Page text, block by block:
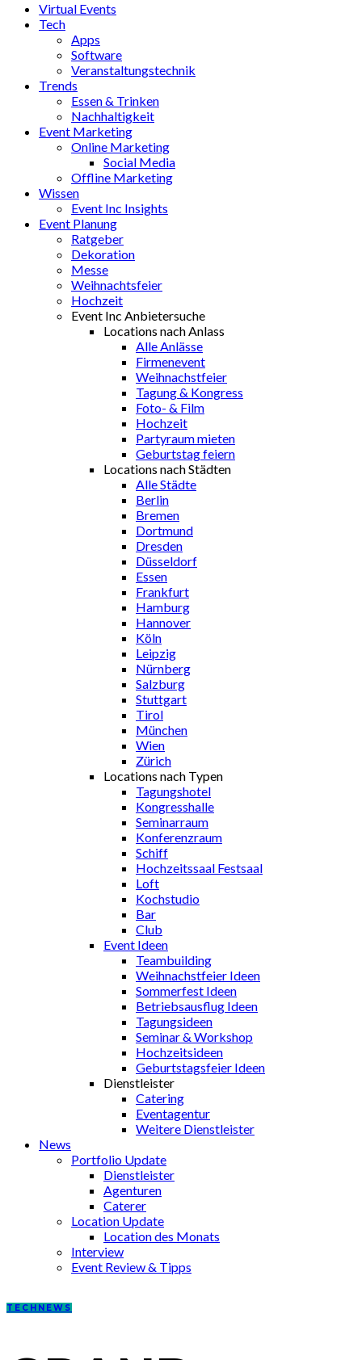
Virtual Events
Tech
Apps
Software
Veranstaltungstechnik
Trends
Essen & Trinken
Nachhaltigkeit
Event Marketing
Online Marketing
Social Media
Offline Marketing
Wissen
Event Inc Insights
Event Planung
Ratgeber
Dekoration
Messe
Weihnachtsfeier
Hochzeit
Event Inc Anbietersuche
Locations nach Anlass
Alle Anlässe
Firmenevent
Weihnachstfeier
Tagung & Kongress
Foto- & Film
Hochzeit
Partyraum mieten
Geburtstag feiern
Locations nach Städten
Alle Städte
Berlin
Bremen
Dortmund
Dresden
Düsseldorf
Essen
Frankfurt
Hamburg
Hannover
Köln
Leipzig
Nürnberg
Salzburg
Stuttgart
Tirol
München
Wien
Zürich
Locations nach Typen
Tagungshotel
Kongresshalle
Seminarraum
Konferenzraum
Schiff
Hochzeitssaal Festsaal
Loft
Kochstudio
Bar
Club
Event Ideen
Teambuilding
Weihnachstfeier Ideen
Sommerfest Ideen
Betriebsausflug Ideen
Tagungsideen
Seminar & Workshop
Hochzeitsideen
Geburtstagsfeier Ideen
Dienstleister
Catering
Eventagentur
Weitere Dienstleister
News
Portfolio Update
Dienstleister
Agenturen
Caterer
Location Update
Location des Monats
Interview
Event Review & Tipps
TECH NEWS